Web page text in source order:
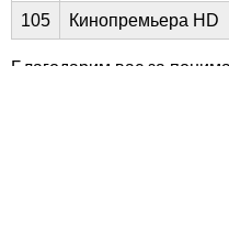
105
Кинопремьера HD
Благодарим вас за